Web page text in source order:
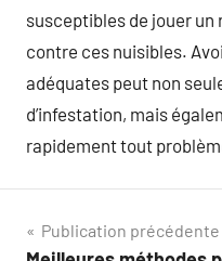
susceptibles de jouer
contre ces nuisibles.
adéquates peut non
d’infestation, mais
rapidement tout
Navigation
Publication précédente